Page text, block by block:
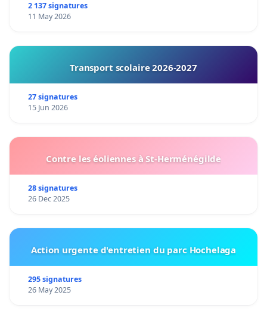
2 137 signatures
11 May 2026
Transport scolaire 2026-2027
27 signatures
15 Jun 2026
Contre les éoliennes à St-Herménégilde
28 signatures
26 Dec 2025
Action urgente d'entretien du parc Hochelaga
295 signatures
26 May 2025